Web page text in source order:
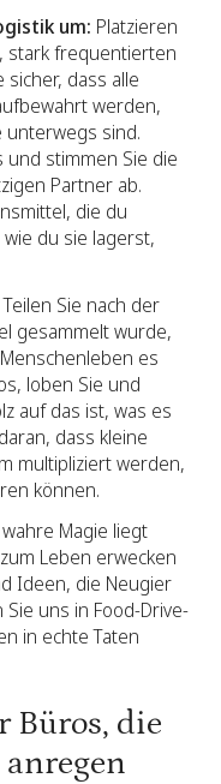
um: Platzieren
stark frequentierten
dass alle
werden,
unterwegs sind.
und stimmen Sie die
Partner ab.
die du
du sie lagerst,
Teilen Sie nach der
gesammelt wurde,
es
loben Sie und
auf das ist, was es
dass kleine
multipliziert werden,
können.
Magie liegt
Leben erwecken
Ideen, die Neugier
uns in Food-Drive-
in echte Taten
Büros, die